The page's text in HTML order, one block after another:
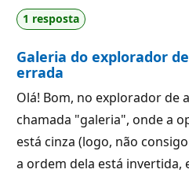
p
u
t
ç
ã
o
s
d
e
e
p
u
a
ã
o
1 resposta
Galeria do explorador
errada
Olá! Bom, no explorador de
chamada "galeria", onde a
está cinza (logo, não
a ordem dela está invertida,